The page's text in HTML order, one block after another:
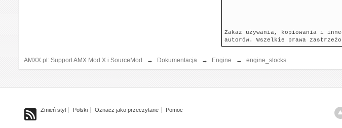
Zakaz używania, kopiowania i
autorów. Wszelkie prawa
AMXX.pl: Support AMX Mod X i SourceMod → Dokumentacja → Engine → engine_stocks
Zmień styl Polski Oznacz jako przeczytane Pomoc